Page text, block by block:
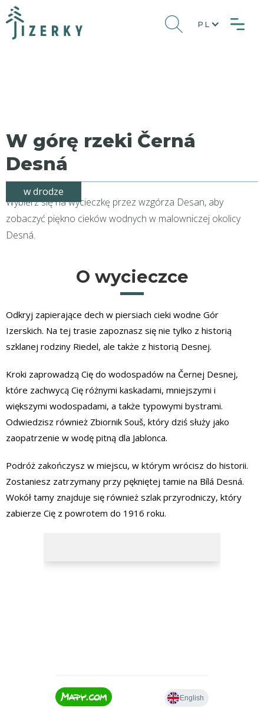
PL
W górę rzeki Černá
Desná
w drodze
Wybierz się na wycieczkę przez wzgórza Desan, aby
zobaczyć piękno cieków wodnych w malowniczej okolicy
Desná.
O wycieczce
Odkryj zapierające dech w piersiach cieki wodne Gór
Izerskich. Na tej trasie zapoznasz się nie tylko z historią
szklanej rodziny Riedel, ale także z historią Desnej.
Kroki zaprowadzą Cię do wodospadów na Černej Desnej,
które zachwycą Cię różnymi kaskadami, mniejszymi i
większymi wodospadami, a także typowymi bystrami.
Odwiedzisz również Zbiornik Souš, który dziś służy jako
zaopatrzenie w wodę pitną dla Jablonca.
Podróż zakończysz w miejscu, w którym wrócisz do historii.
Zostaniesz zatrzymany przy pękniętej tamie na Bílá Desná.
Wokół tamy znajduje się również szlak przyrodniczy, który
zabierze Cię z powrotem do 1916 roku.